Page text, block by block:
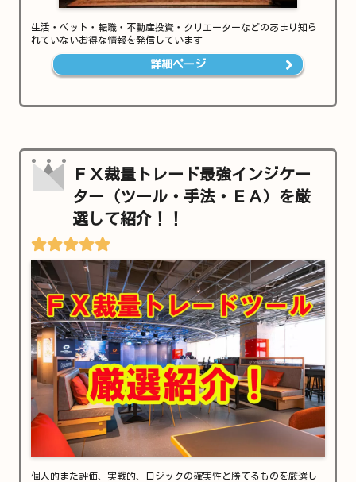
生活・ペット・転職・不動産投資・クリエーターなどのあまり知ら
れていないお得な情報を発信しています
詳細ページ
ＦＸ裁量トレード最強インジケー
ター（ツール・手法・ＥＡ）を厳
選して紹介！！
個人的また評価、実戦的、ロジックの確実性と勝てるものを厳選し